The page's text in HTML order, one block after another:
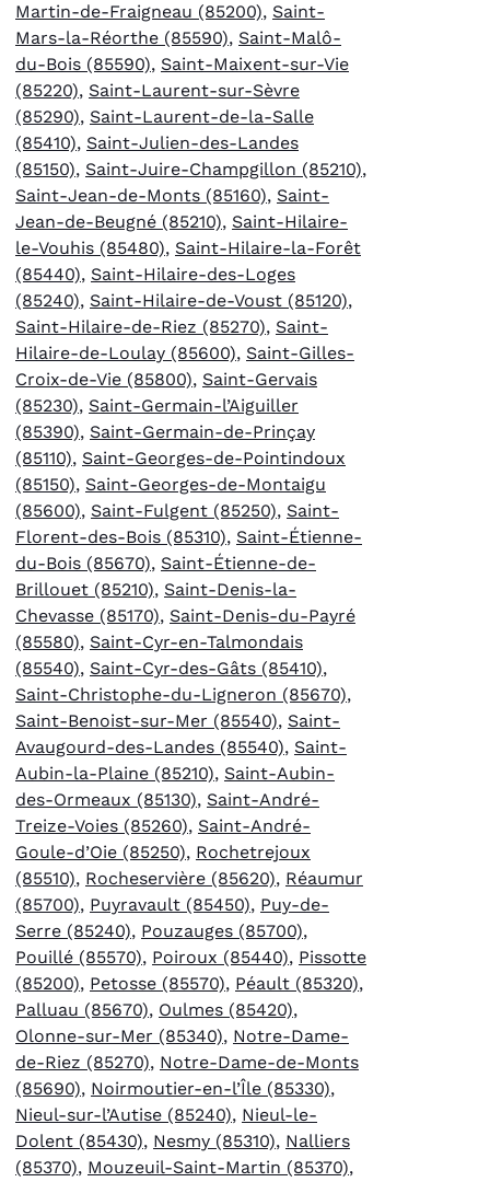
Martin-de-Fraigneau (85200), Saint-
Mars-la-Réorthe (85590), Saint-Malô-
du-Bois (85590), Saint-Maixent-sur-Vie
(85220), Saint-Laurent-sur-Sèvre
(85290), Saint-Laurent-de-la-Salle
(85410), Saint-Julien-des-Landes
(85150), Saint-Juire-Champgillon (85210),
Saint-Jean-de-Monts (85160), Saint-
Jean-de-Beugné (85210), Saint-Hilaire-
le-Vouhis (85480), Saint-Hilaire-la-Forêt
(85440), Saint-Hilaire-des-Loges
(85240), Saint-Hilaire-de-Voust (85120),
Saint-Hilaire-de-Riez (85270), Saint-
Hilaire-de-Loulay (85600), Saint-Gilles-
Croix-de-Vie (85800), Saint-Gervais
(85230), Saint-Germain-l’Aiguiller
(85390), Saint-Germain-de-Prinçay
(85110), Saint-Georges-de-Pointindoux
(85150), Saint-Georges-de-Montaigu
(85600), Saint-Fulgent (85250), Saint-
Florent-des-Bois (85310), Saint-Étienne-
du-Bois (85670), Saint-Étienne-de-
Brillouet (85210), Saint-Denis-la-
Chevasse (85170), Saint-Denis-du-Payré
(85580), Saint-Cyr-en-Talmondais
(85540), Saint-Cyr-des-Gâts (85410),
Saint-Christophe-du-Ligneron (85670),
Saint-Benoist-sur-Mer (85540), Saint-
Avaugourd-des-Landes (85540), Saint-
Aubin-la-Plaine (85210), Saint-Aubin-
des-Ormeaux (85130), Saint-André-
Treize-Voies (85260), Saint-André-
Goule-d’Oie (85250), Rochetrejoux
(85510), Rocheservière (85620), Réaumur
(85700), Puyravault (85450), Puy-de-
Serre (85240), Pouzauges (85700),
Pouillé (85570), Poiroux (85440), Pissotte
(85200), Petosse (85570), Péault (85320),
Palluau (85670), Oulmes (85420),
Olonne-sur-Mer (85340), Notre-Dame-
de-Riez (85270), Notre-Dame-de-Monts
(85690), Noirmoutier-en-l’Île (85330),
Nieul-sur-l’Autise (85240), Nieul-le-
Dolent (85430), Nesmy (85310), Nalliers
(85370), Mouzeuil-Saint-Martin (85370),